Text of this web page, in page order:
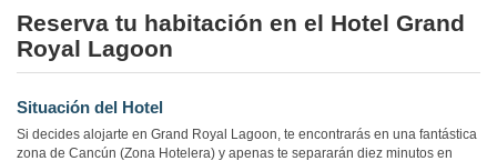
Reserva tu habitación en el Hotel Grand
Royal Lagoon
Situación del Hotel
Si decides alojarte en Grand Royal Lagoon, te encontrarás en una fantástica
zona de Cancún (Zona Hotelera) y apenas te separarán diez minutos en